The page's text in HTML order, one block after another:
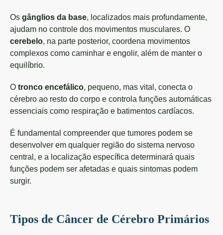
Os gânglios da base, localizados mais profundamente,
ajudam no controle dos movimentos musculares. O
cerebelo, na parte posterior, coordena movimentos
complexos como caminhar e engolir, além de manter o
equilíbrio.
O tronco encefálico, pequeno, mas vital, conecta o
cérebro ao resto do corpo e controla funções automáticas
essenciais como respiração e batimentos cardíacos.
É fundamental compreender que tumores podem se
desenvolver em qualquer região do sistema nervoso
central, e a localização específica determinará quais
funções podem ser afetadas e quais sintomas podem
surgir.
Tipos de Câncer de Cérebro Primários